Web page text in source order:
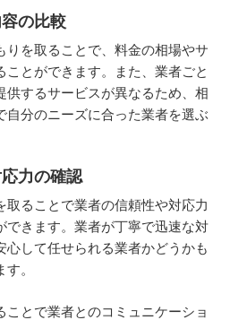
の比較
りを取ることで、料金の相場やサ
ことができます。また、業者ごと
供するサービスが異なるため、相
自分のニーズに合った業者を選ぶ
力の確認
取ることで業者の信頼性や対応力
できます。業者が丁寧で迅速な対
心して任せられる業者かどうかも
。
ことで業者とのコミュニケーショ